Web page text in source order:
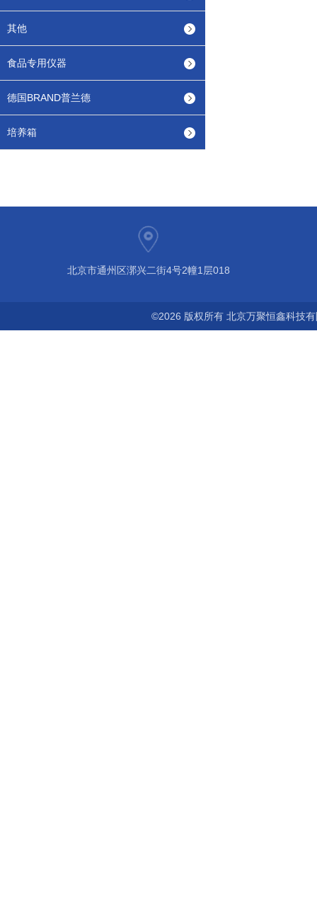
其他
食品专用仪器
德国BRAND普兰德
培养箱
北京市通州区漷兴二街4号2幢1层018
©2026 版权所有 北京万聚恒鑫科技